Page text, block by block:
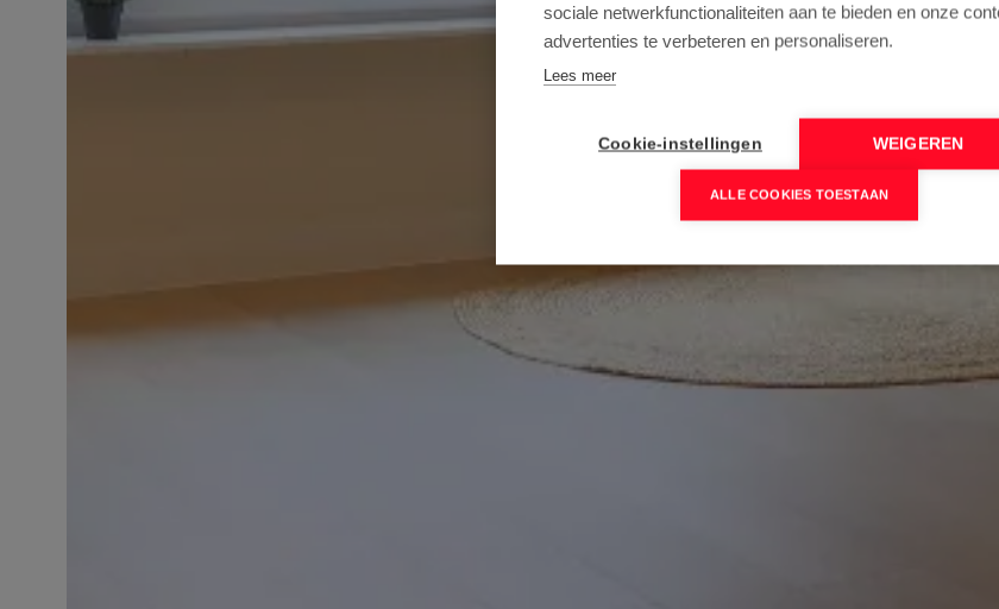
sociale netwerkfunctionaliteiten aan te bieden en onze
advertenties te verbeteren en personaliseren.
Lees meer
Cookie-instellingen WEIGEREN
ALLE COOKIES TOESTAAN